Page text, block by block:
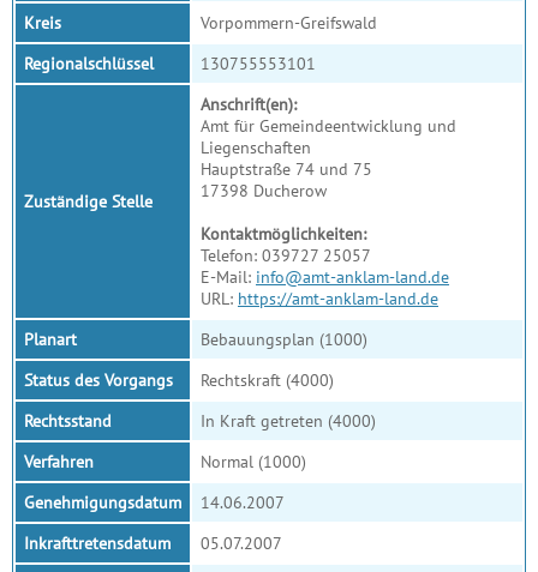
Kreis
Vorpommern-Greifswald
Regionalschlüssel
130755553101
Zuständige Stelle
Anschrift(en):
Amt für Gemeindeentwicklung und
Liegenschaften
Hauptstraße 74 und 75
17398 Ducherow
Kontaktmöglichkeiten:
Telefon: 039727 25057
E-Mail: info@amt-anklam-land.de
URL: https://amt-anklam-land.de
Planart
Bebauungsplan (1000)
Status des Vorgangs
Rechtskraft (4000)
Rechtsstand
In Kraft getreten (4000)
Verfahren
Normal (1000)
Genehmigungsdatum
14.06.2007
Inkrafttretensdatum
05.07.2007